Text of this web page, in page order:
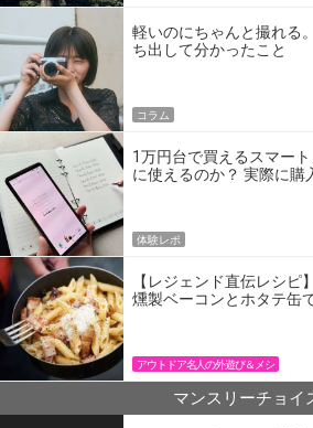
軽いのにちゃんと撮れる
ち出して分かったこと
コラム
1万円台で買えるスマー
に使えるのか？ 実際に購
体験レポ
【レジェンド直伝レシピ
燻製ベーコンとホタテ缶
アウトドア名人の外遊び＆メシ
マンスリーチョイ